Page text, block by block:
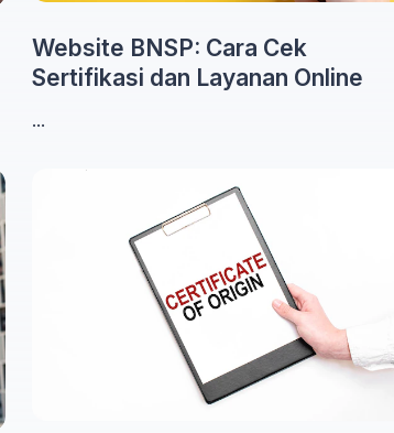
Website BNSP: Cara Cek
Sertifikasi dan Layanan Online
...